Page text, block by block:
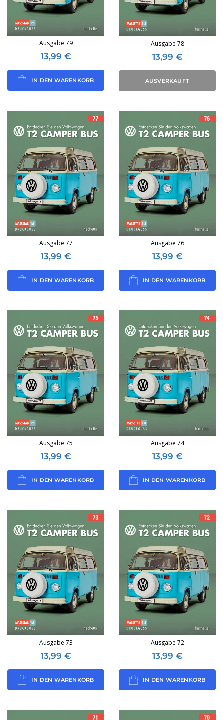
Ausgabe 79
13,99 €
IN DEN WARENKORB
Ausgabe 78
13,99 €
AUSVERKAUFT
Ausgabe 77
13,99 €
IN DEN WARENKORB
Ausgabe 76
13,99 €
IN DEN WARENKORB
Ausgabe 75
13,99 €
IN DEN WARENKORB
Ausgabe 74
13,99 €
IN DEN WARENKORB
Ausgabe 73
13,99 €
IN DEN WARENKORB
Ausgabe 72
13,99 €
IN DEN WARENKORB